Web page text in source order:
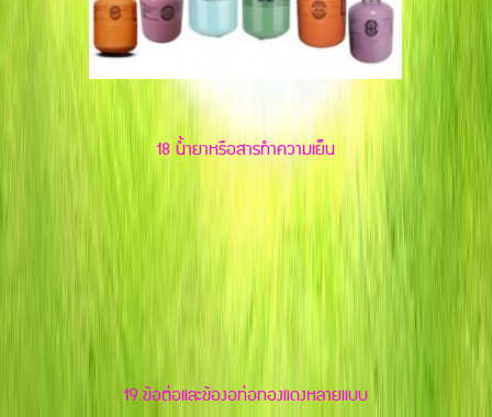
18 น้ำยาหรือสารทำความเย็น
19.ข้อต่อและข้องอท่อทองแดงหลายแบบ